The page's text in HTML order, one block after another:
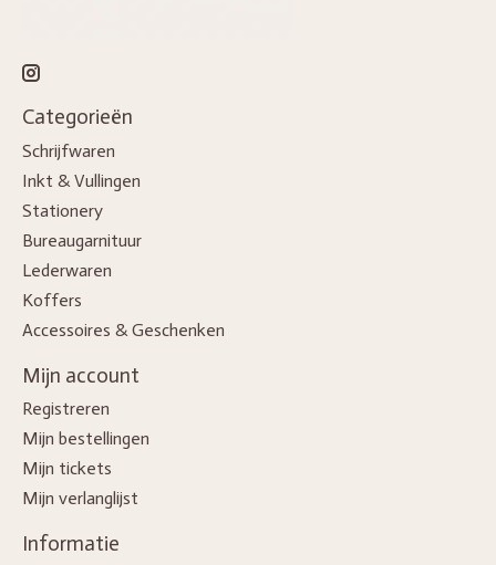
Categorieën
Schrijfwaren
Inkt & Vullingen
Stationery
Bureaugarnituur
Lederwaren
Koffers
Accessoires & Geschenken
Mijn account
Registreren
Mijn bestellingen
Mijn tickets
Mijn verlanglijst
Informatie